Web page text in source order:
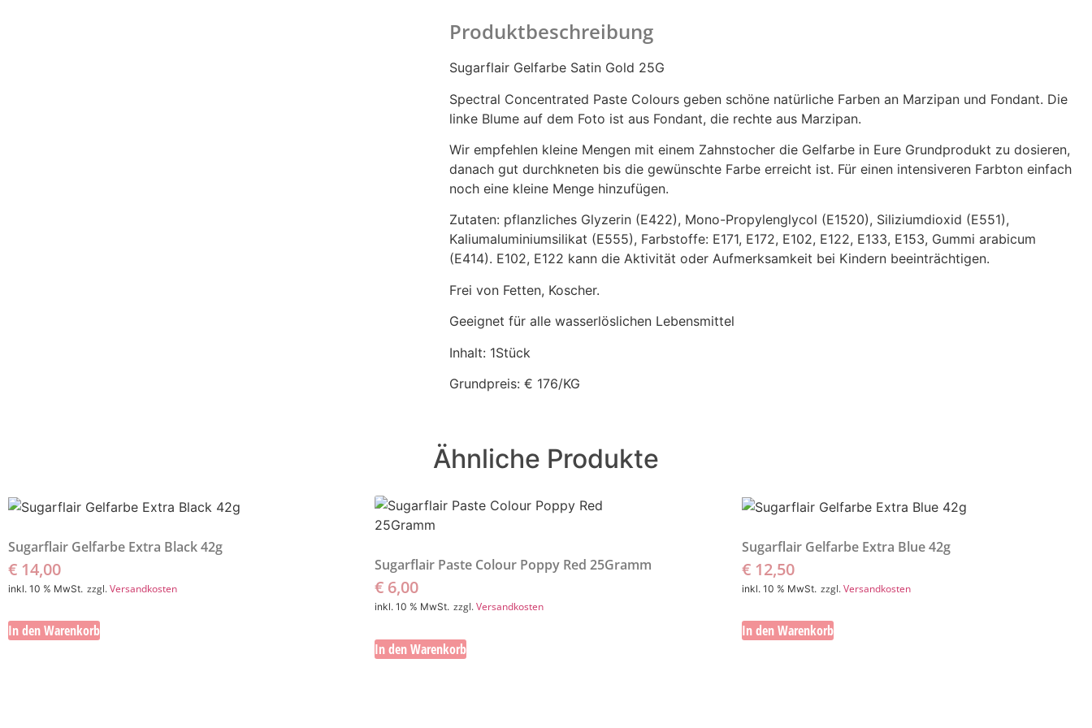
Produktbeschreibung
Sugarflair Gelfarbe Satin Gold 25G
Spectral Concentrated Paste Colours geben schöne natürliche Farben an Marzipan und Fondant. Die
linke Blume auf dem Foto ist aus Fondant, die rechte aus Marzipan.
Wir empfehlen kleine Mengen mit einem Zahnstocher die Gelfarbe in Eure Grundprodukt zu dosieren,
danach gut durchkneten bis die gewünschte Farbe erreicht ist. Für einen intensiveren Farbton einfach
noch eine kleine Menge hinzufügen.
Zutaten: pflanzliches Glyzerin (E422), Mono-Propylenglycol (E1520), Siliziumdioxid (E551),
Kaliumaluminiumsilikat (E555), Farbstoffe: E171, E172, E102, E122, E133, E153, Gummi arabicum
(E414). E102, E122 kann die Aktivität oder Aufmerksamkeit bei Kindern beeinträchtigen.
Frei von Fetten, Koscher.
Geeignet für alle wasserlöslichen Lebensmittel
Inhalt: 1Stück
Grundpreis: € 176/KG
Ähnliche Produkte
Sugarflair Gelfarbe Extra Black 42g
€ 14,00
inkl. 10 % MwSt. zzgl.Versandkosten
In den Warenkorb
Sugarflair Paste Colour Poppy Red 25Gramm
€ 6,00
inkl. 10 % MwSt. zzgl.Versandkosten
In den Warenkorb
Sugarflair Gelfarbe Extra Blue 42g
€12,50
inkl. 10 % MwSt. zzgl.Versandkosten
In den Warenkorb